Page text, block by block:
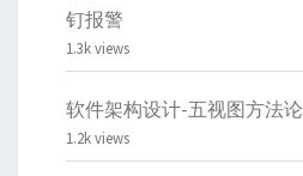
钉报警
1.3k views
软件架构设计-五视图方法论
1.2k views